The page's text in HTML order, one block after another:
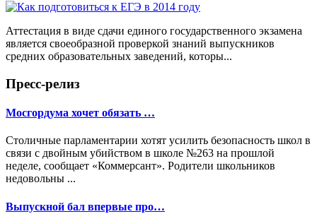
Аттестация в виде сдачи единого государственного экзамена
является своеобразной проверкой знаний выпускников
средних образовательных заведений, которы...
Пресс-релиз
Мосгордума хочет обязать …
Столичные парламентарии хотят усилить безопасность школ в
связи с двойным убийством в школе №263 на прошлой
неделе, сообщает «Коммерсант». Родители школьников
недовольны ...
Выпускной бал впервые про…